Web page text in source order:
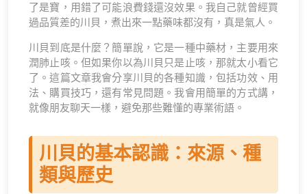
了是寶，用錯了可能浪費錢還沒效果。我自己就曾經買
過品質差的川貝，煮出來一點藥味都沒有，真是氣人。
川貝到底是什麼？簡單說，它是一種中藥材，主要用來
潤肺止咳。但如果你以為川貝只是止咳，那就太小看它
了。這篇文章我會分享川貝的各種知識，包括功效、用
法、購買技巧，還有常見問題。我會用簡單的方式講，
就像朋友聊天一樣，避免那些難懂的專業術語。
川貝的基本認識：來源、種
類與歷史